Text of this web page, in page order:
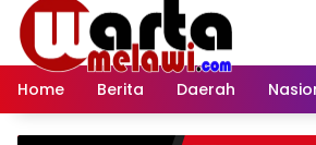
Langsung
konten
Home
Berita Daerah